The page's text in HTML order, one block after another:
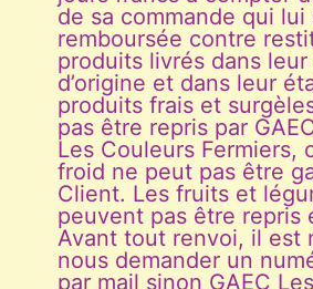
de sa commande qui lui
remboursée contre
produits livrés dans leur
d’origine et dans leur
produits frais et
pas être repris par
Les Couleurs Fermiers,
froid ne peut pas être
Client. Les fruits et
peuvent pas être repris
Avant tout renvoi, il est
nous demander un
par mail sinon GAEC